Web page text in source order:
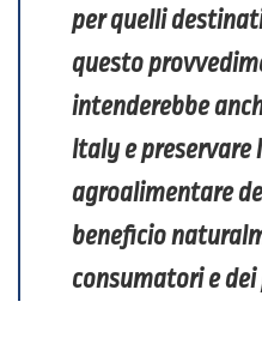
per quelli
questo
intenderebbe
Italy e
agroalimentare
beneficio
consumatori e